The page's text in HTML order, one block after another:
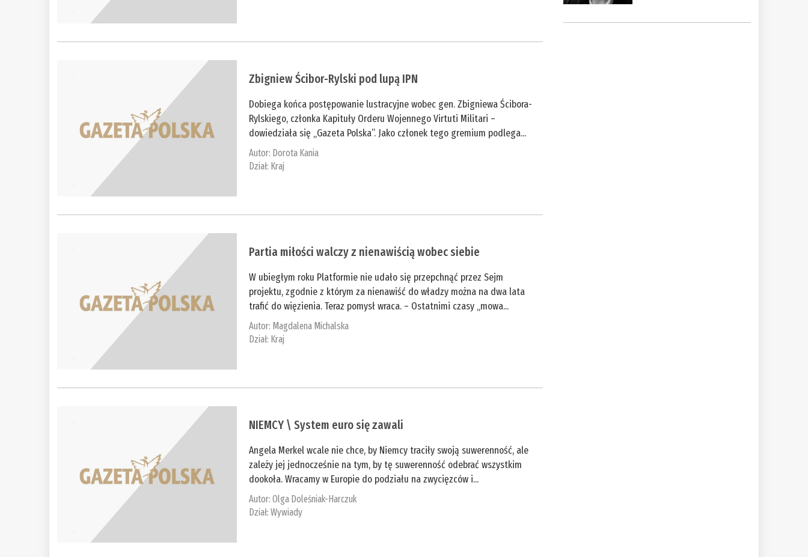
Zbigniew Ścibor-Rylski pod lupą IPN
Dobiega końca postępowanie lustracyjne wobec gen. Zbigniewa Ścibora-
Rylskiego, członka Kapituły Orderu Wojennego Virtuti Militari –
dowiedziała się „Gazeta Polska”. Jako członek tego gremium podlega...
Autor: Dorota Kania
Dział: Kraj
Partia miłości walczy z nienawiścią wobec siebie
W ubiegłym roku Platformie nie udało się przepchnąć przez Sejm
projektu, zgodnie z którym za nienawiść do władzy można na dwa lata
trafić do więzienia. Teraz pomysł wraca. – Ostatnimi czasy „mowa...
Autor: Magdalena Michalska
Dział: Kraj
NIEMCY \ System euro się zawali
Angela Merkel wcale nie chce, by Niemcy traciły swoją suwerenność, ale
zależy jej jednocześnie na tym, by tę suwerenność odebrać wszystkim
dookoła. Wracamy w Europie do podziału na zwycięzców i...
Autor:Olga Doleśniak-Harczuk
Dział:Wywiady